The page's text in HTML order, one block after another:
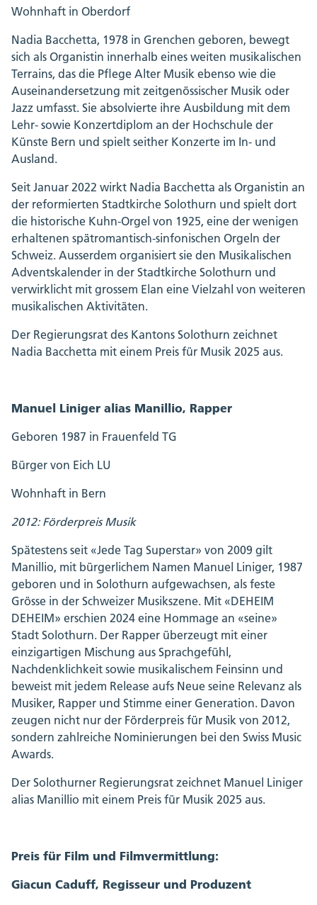
Wohnhaft in Oberdorf
Nadia Bacchetta, 1978 in Grenchen geboren, bewegt
sich als Organistin innerhalb eines weiten musikalischen
Terrains, das die Pflege Alter Musik ebenso wie die
Auseinandersetzung mit zeitgenössischer Musik oder
Jazz umfasst. Sie absolvierte ihre Ausbildung mit dem
Lehr- sowie Konzertdiplom an der Hochschule der
Künste Bern und spielt seither Konzerte im In- und
Ausland.
Seit Januar 2022 wirkt Nadia Bacchetta als Organistin an
der reformierten Stadtkirche Solothurn und spielt dort
die historische Kuhn-Orgel von 1925, eine der wenigen
erhaltenen spätromantisch-sinfonischen Orgeln der
Schweiz. Ausserdem organisiert sie den Musikalischen
Adventskalender in der Stadtkirche Solothurn und
verwirklicht mit grossem Elan eine Vielzahl von weiteren
musikalischen Aktivitäten.
Der Regierungsrat des Kantons Solothurn zeichnet
Nadia Bacchetta mit einem Preis für Musik 2025 aus.
Manuel Liniger alias Manillio, Rapper
Geboren 1987 in Frauenfeld TG
Bürger von Eich LU
Wohnhaft in Bern
2012: Förderpreis Musik
Spätestens seit «Jede Tag Superstar» von 2009 gilt
Manillio, mit bürgerlichem Namen Manuel Liniger, 1987
geboren und in Solothurn aufgewachsen, als feste
Grösse in der Schweizer Musikszene. Mit «DEHEIM
DEHEIM» erschien 2024 eine Hommage an «seine»
Stadt Solothurn. Der Rapper überzeugt mit einer
einzigartigen Mischung aus Sprachgefühl,
Nachdenklichkeit sowie musikalischem Feinsinn und
beweist mit jedem Release aufs Neue seine Relevanz als
Musiker, Rapper und Stimme einer Generation. Davon
zeugen nicht nur der Förderpreis für Musik von 2012,
sondern zahlreiche Nominierungen bei den Swiss Music
Awards.
Der Solothurner Regierungsrat zeichnet Manuel Liniger
alias Manillio mit einem Preis für Musik 2025 aus.
Preis für Film und Filmvermittlung:
Giacun Caduff, Regisseur und Produzent